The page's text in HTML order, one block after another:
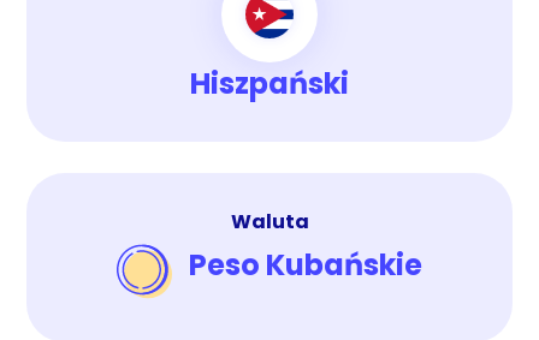
Hiszpański
Waluta
Peso Kubańskie